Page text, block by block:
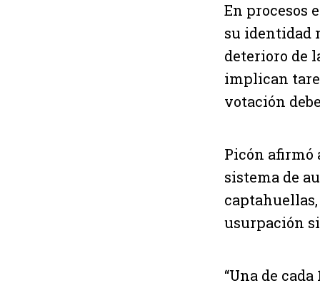
En procesos
su identidad
deterioro de
implican
votación
Picón afirmó
sistema de
usurpación
“Una de